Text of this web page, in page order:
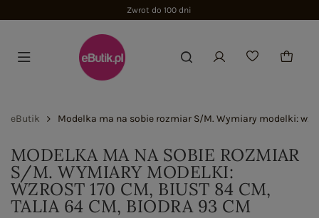
Zwrot do 100 dni
eButik Modelka ma na sobie rozmiar S/M. Wymiary modelki:
MODELKA MA NA SOBIE ROZMIAR
S/M. WYMIARY MODELKI:
WZROST 170 CM, BIUST 84 CM,
TALIA 64 CM, BIODRA 93 CM